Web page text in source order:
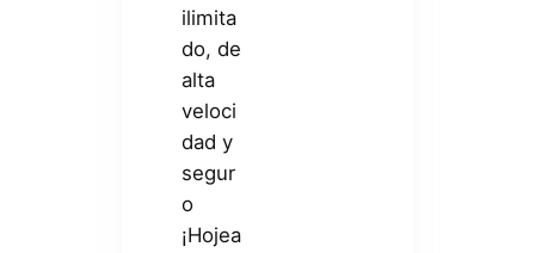
ilimita
do, de
alta
veloci
dad y
segur
o
¡Hojea